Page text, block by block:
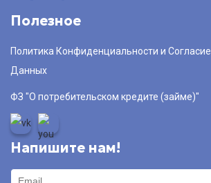
Полезное
Политика Конфиденциальности и
Данных
ФЗ "О потребительском кредите (займе)"
Напишите нам!